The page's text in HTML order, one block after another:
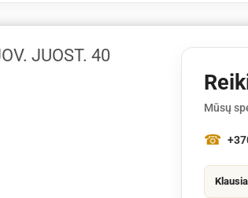
JUOST. 40
Mūsų